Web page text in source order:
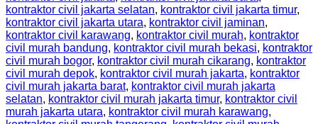
kontraktor civil jakarta selatan, kontraktor civil jakarta timur,
kontraktor civil jakarta utara, kontraktor civil jaminan,
kontraktor civil karawang, kontraktor civil murah, kontraktor
civil murah bandung, kontraktor civil murah bekasi, kontraktor
civil murah bogor, kontraktor civil murah cikarang, kontraktor
civil murah depok, kontraktor civil murah jakarta, kontraktor
civil murah jakarta barat, kontraktor civil murah jakarta
selatan, kontraktor civil murah jakarta timur, kontraktor civil
murah jakarta utara, kontraktor civil murah karawang,